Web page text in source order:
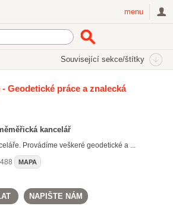
menu
Související sekce/štítky
Všechny související štítky
Geodetické práce a znalecká
kancelář
Provádíme veškeré geodetické a ...
MAPA
NAPIŠTE NÁM